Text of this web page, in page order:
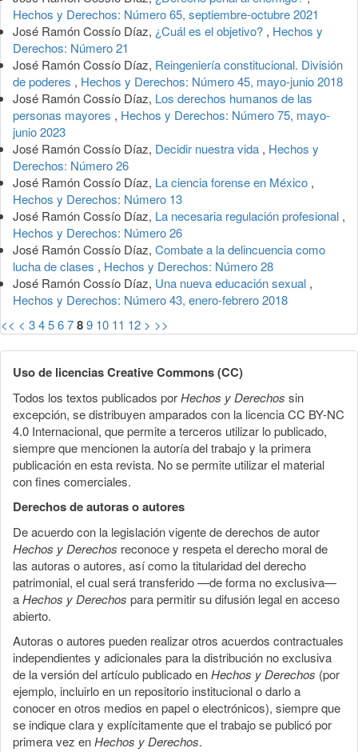
Hechos y Derechos: Número 65, septiembre-octubre 2021
José Ramón Cossío Díaz, ¿Cuál es el objetivo? , Hechos y
Derechos: Número 21
José Ramón Cossío Díaz, Reingeniería constitucional. División
de poderes , Hechos y Derechos: Número 45, mayo-junio 2018
José Ramón Cossío Díaz, Los derechos humanos de las
personas mayores , Hechos y Derechos: Número 75, mayo-
junio 2023
José Ramón Cossío Díaz, Decidir nuestra vida , Hechos y
Derechos: Número 26
José Ramón Cossío Díaz, La ciencia forense en México ,
Hechos y Derechos: Número 13
José Ramón Cossío Díaz, La necesaria regulación profesional ,
Hechos y Derechos: Número 26
José Ramón Cossío Díaz, Combate a la delincuencia como
lucha de clases , Hechos y Derechos: Número 28
José Ramón Cossío Díaz, Una nueva educación sexual ,
Hechos y Derechos: Número 43, enero-febrero 2018
<< < 3456789 10 11 12 > >>
Uso de licencias Creative Commons (CC)
Todos los textos publicados porHechos y Derechos sin
excepción, se distribuyen amparados con la licencia CC BY-NC
4.0 Internacional, que permite a terceros utilizar lo publicado,
siempre que mencionen la autoría del trabajo y la primera
publicación en esta revista. No se permite utilizar el material
con fines comerciales.
Derechos de autoras o autores
De acuerdo con la legislación vigente de derechos de autor
Hechos y Derechos reconoce y respeta el derecho moral de
las autoras o autores, así como la titularidad del derecho
patrimonial, el cual será transferido —de forma no exclusiva—
aHechos y Derechos para permitir su difusión legal en acceso
abierto.
Autoras o autores pueden realizar otros acuerdos contractuales
independientes y adicionales para la distribución no exclusiva
de la versión del artículo publicado enHechos y Derechos (por
ejemplo, incluirlo en un repositorio institucional o darlo a
conocer en otros medios en papel o electrónicos), siempre que
se indique clara y explícitamente que el trabajo se publicó por
primera vez enHechos y Derechos.